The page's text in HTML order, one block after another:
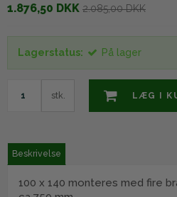
1.876,50 DKK 2.085,00 DKK
Lagerstatus: På lager
stk. LÆG I
Beskrivelse
100 x 140 monteres med fire